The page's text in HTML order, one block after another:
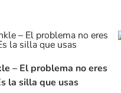
– El problema no eres
la silla que usas